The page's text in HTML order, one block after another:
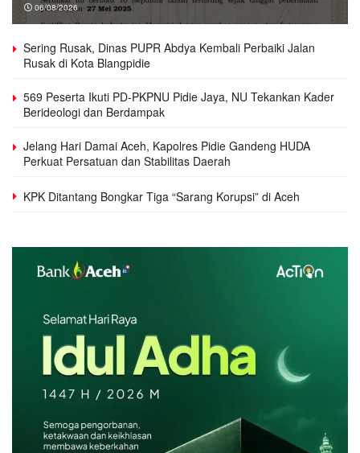
06/08/2026
Sering Rusak, Dinas PUPR Abdya Kembali Perbaiki Jalan
Rusak di Kota Blangpidie
569 Peserta Ikuti PD-PKPNU Pidie Jaya, NU Tekankan Kader
Berideologi dan Berdampak
Jelang Hari Damai Aceh, Kapolres Pidie Gandeng HUDA
Perkuat Persatuan dan Stabilitas Daerah
KPK Ditantang Bongkar Tiga “Sarang Korupsi” di Aceh